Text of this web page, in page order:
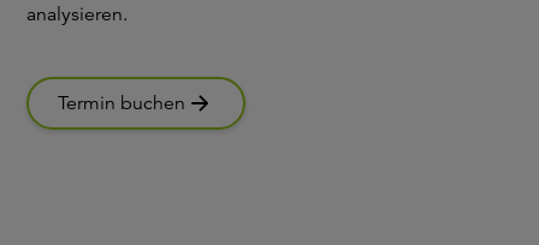
analysieren.
Termin buchen